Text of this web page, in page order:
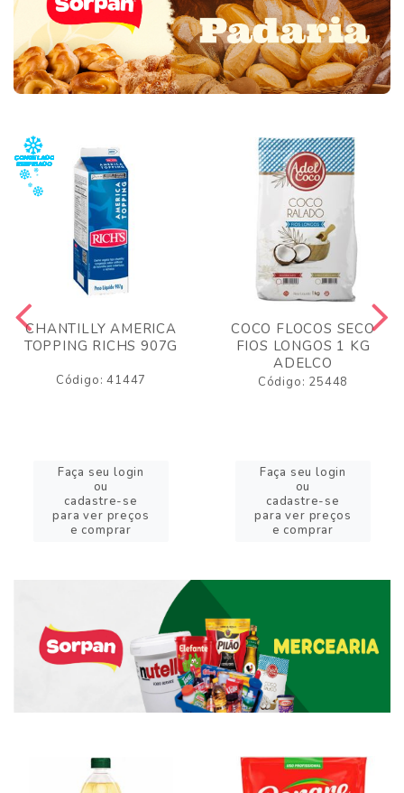
CHANTILLY AMERICA
TOPPING RICHS 907G
Código: 41447
Faça seu login
ou
cadastre-se
para ver preços
e comprar
COCO FLOCOS SECO
FIOS LONGOS 1 KG
ADELCO
Código: 25448
Faça seu login
ou
cadastre-se
para ver preços
e comprar